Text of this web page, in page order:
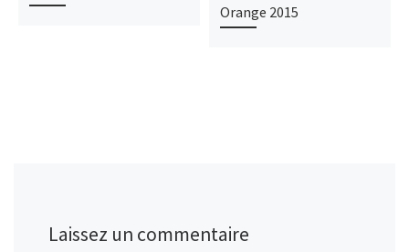
Orange 2015
Laissez un commentaire